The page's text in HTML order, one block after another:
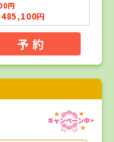
円
円
予 約